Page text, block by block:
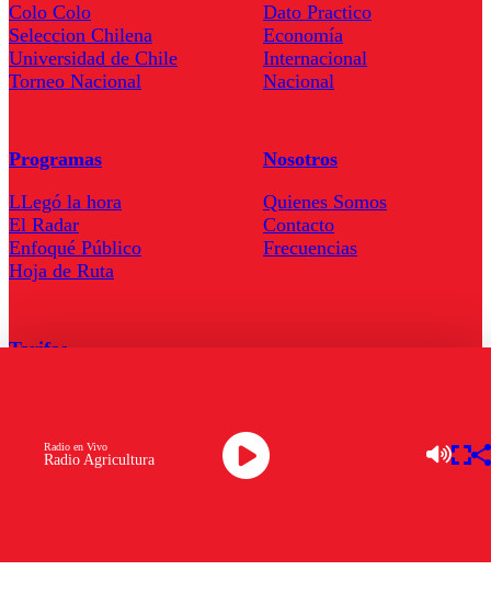
Radio Agricultura
Radio en Vivo
Colo Colo
Seleccion Chilena
Universidad de Chile
Torneo Nacional
Dato Practico
Economía
Internacional
Nacional
Programas
LLegó la hora
El Radar
Enfoqué Público
Hoja de Ruta
Nosotros
Quienes Somos
Contacto
Frecuencias
Tarifas
Descarga la APP